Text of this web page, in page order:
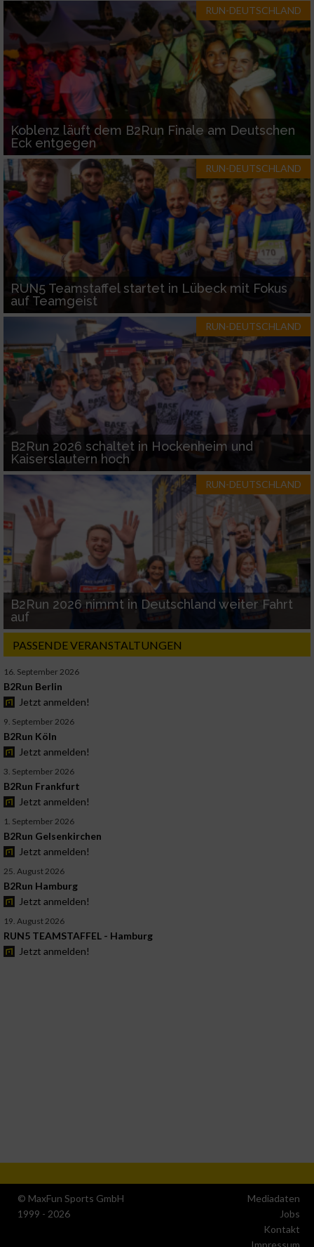
RUN-DEUTSCHLAND
Koblenz läuft dem B2Run Finale am Deutschen
Eck entgegen
RUN-DEUTSCHLAND
RUN5 Teamstaffel startet in Lübeck mit Fokus
auf Teamgeist
RUN-DEUTSCHLAND
B2Run 2026 schaltet in Hockenheim und
Kaiserslautern hoch
RUN-DEUTSCHLAND
B2Run 2026 nimmt in Deutschland weiter Fahrt
auf
PASSENDE VERANSTALTUNGEN
16. September 2026
B2Run Berlin
Jetzt anmelden!
9. September 2026
B2Run Köln
Jetzt anmelden!
3. September 2026
B2Run Frankfurt
Jetzt anmelden!
1. September 2026
B2Run Gelsenkirchen
Jetzt anmelden!
25. August 2026
B2Run Hamburg
Jetzt anmelden!
19. August 2026
RUN5 TEAMSTAFFEL - Hamburg
Jetzt anmelden!
© MaxFun Sports GmbH
1999 - 2026
Mediadaten
Jobs
Kontakt